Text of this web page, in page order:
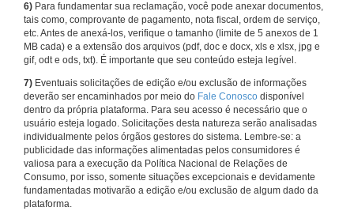
6) Para fundamentar sua reclamação, você pode anexar documentos,
tais como, comprovante de pagamento, nota fiscal, ordem de serviço,
etc. Antes de anexá-los, verifique o tamanho (limite de 5 anexos de 1
MB cada) e a extensão dos arquivos (pdf, doc e docx, xls e xlsx, jpg e
gif, odt e ods, txt). É importante que seu conteúdo esteja legível.
7) Eventuais solicitações de edição e/ou exclusão de informações
deverão ser encaminhados por meio do Fale Conosco disponível
dentro da própria plataforma. Para seu acesso é necessário que o
usuário esteja logado. Solicitações desta natureza serão analisadas
individualmente pelos órgãos gestores do sistema. Lembre-se: a
publicidade das informações alimentadas pelos consumidores é
valiosa para a execução da Política Nacional de Relações de
Consumo, por isso, somente situações excepcionais e devidamente
fundamentadas motivarão a edição e/ou exclusão de algum dado da
plataforma.